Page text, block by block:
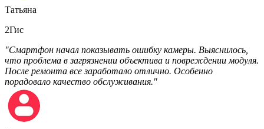
Татьяна
2Гис
"Смартфон начал показывать ошибку камеры. Выяснилось,
что проблема в загрязнении объектива и повреждении модуля.
После ремонта все заработало отлично. Особенно
порадовало качество обслуживания."